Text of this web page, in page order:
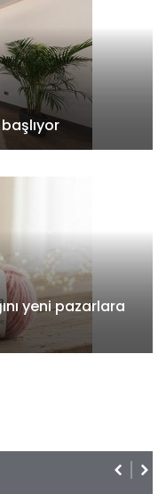
yeni pazarlara